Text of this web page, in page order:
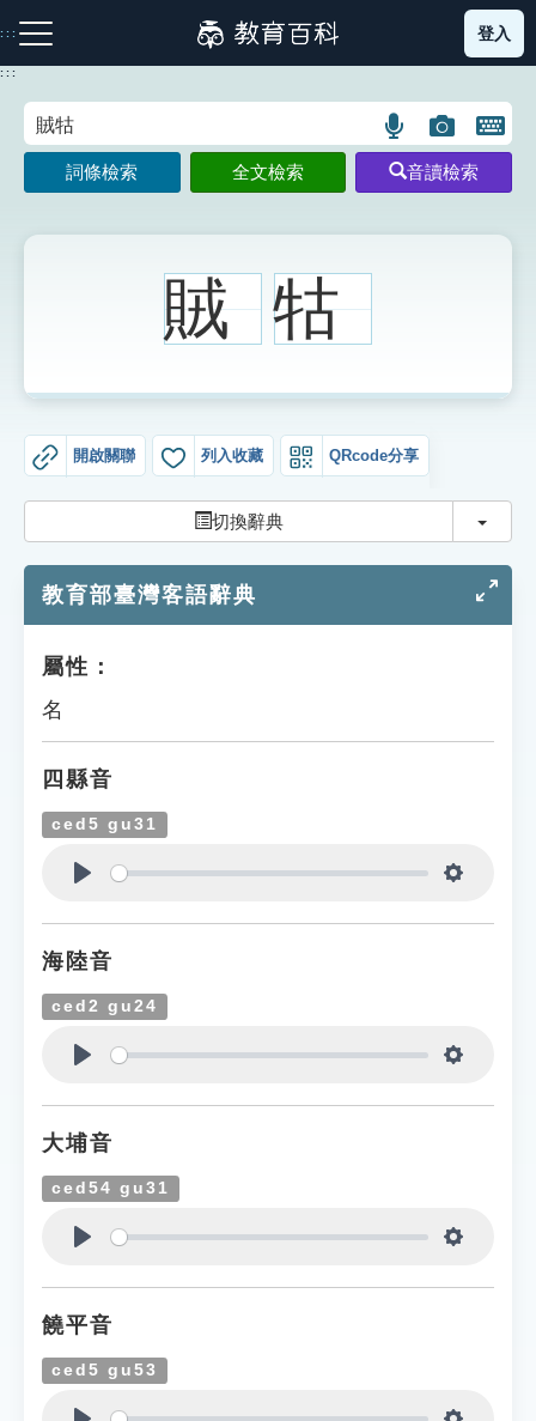
到
主
:::
注音索引圖示 筆畫索引圖示 部首索引表圖示
生字詞彙表
知識索引
遊戲專區
教學應用
貓頭鷹博士
登入
:::
語
言
搜
圖
片
搜
開
鍵
圖
詞條檢索 全文檢索 音讀檢索
賊 牯
開啟關聯 列入收藏 QRcode分享
切換辭典 切換
教育部臺灣客語辭典
屬性：
名
四縣音
ced5 gu31
海陸音
ced2 gu24
大埔音
ced54 gu31
饒平音
ced5 gu53